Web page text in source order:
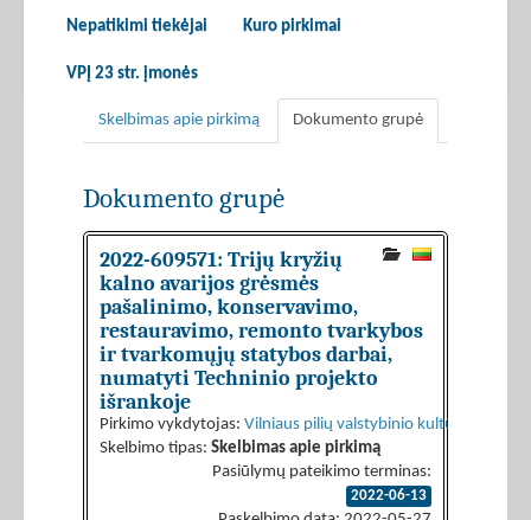
Nepatikimi tiekėjai Kuro pirkimai
VPĮ 23 str. įmonės
Skelbimas apie pirkimą Dokumento grupė
Dokumento grupė
2022-609571: Trijų kryžių
kalno avarijos grėsmės
pašalinimo, konservavimo,
restauravimo, remonto tvarkybos
ir tvarkomųjų statybos darbai,
numatyti Techninio projekto
išrankoje
Pirkimo vykdytojas: Vilniaus pilių valstybinio kultūrinio
Skelbimo tipas: Skelbimas apie pirkimą
Pasiūlymų pateikimo terminas:
2022-06-13